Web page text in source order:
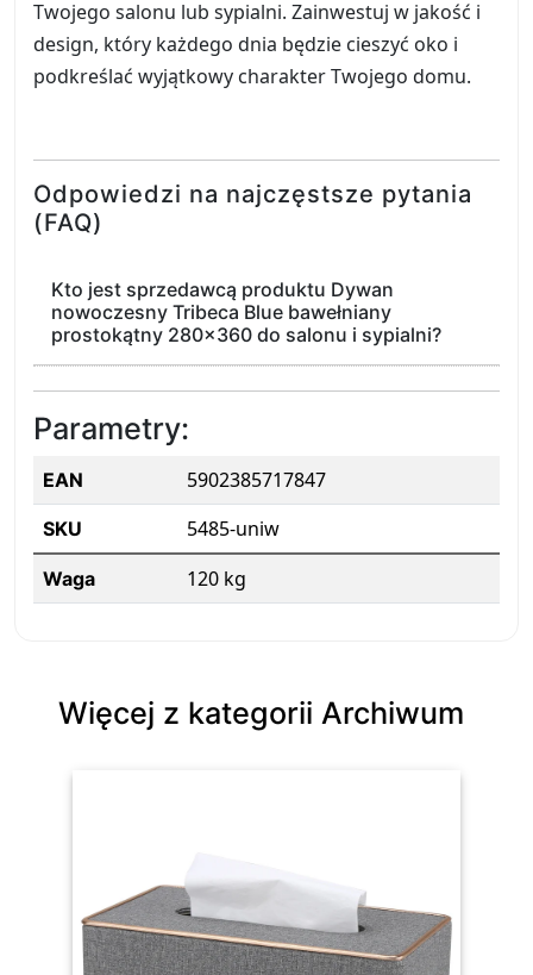
Twojego salonu lub sypialni. Zainwestuj w jakość i
design, który każdego dnia będzie cieszyć oko i
podkreślać wyjątkowy charakter Twojego domu.
Odpowiedzi na najczęstsze pytania
(FAQ)
Kto jest sprzedawcą produktu Dywan
nowoczesny Tribeca Blue bawełniany
prostokątny 280x360 do salonu i sypialni?
Parametry:
EAN 5902385717847
SKU 5485-uniw
Waga 120 kg
Więcej z kategorii Archiwum